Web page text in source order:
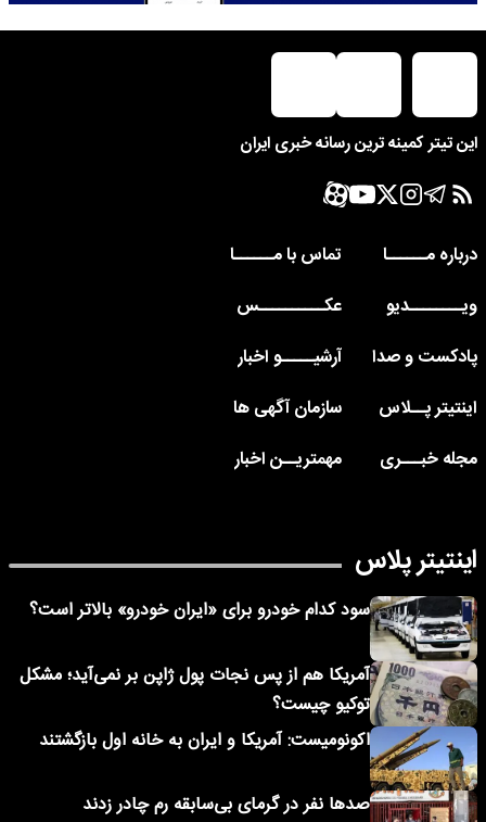
این تیتر کمینه ترین رسانه خبری ایران
درباره مــــــا
تماس با مــــــا
ویــــــــدیو
عکــــــــــس
پادکست و صدا
آرشیـــــو اخبار
اینتیتر پــلاس
سازمان آگهی ها
مجله خبـــری
مهمتریــن اخبار
اینتیتر پلاس
سود کدام خودرو برای «ایران خودرو» بالاتر است؟
آمریکا هم از پس نجات پول ژاپن بر نمی‌آید؛ مشکل
توکیو چیست؟
اکونومیست: آمریکا و ایران به خانه اول بازگشتند
صدها نفر در گرمای بی‌سابقه رم چادر زدند